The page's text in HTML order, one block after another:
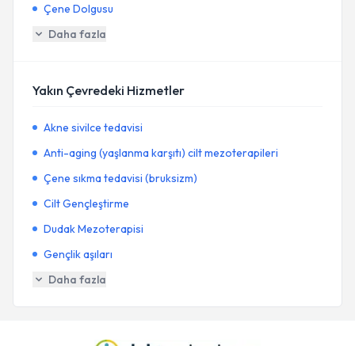
Çene Dolgusu
Daha fazla
Yakın Çevredeki Hizmetler
Akne sivilce tedavisi
Anti-aging (yaşlanma karşıtı) cilt mezoterapileri
Çene sıkma tedavisi (bruksizm)
Cilt Gençleştirme
Dudak Mezoterapisi
Gençlik aşıları
Daha fazla